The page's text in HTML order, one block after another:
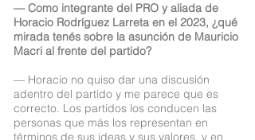
— Como integrante del PRO y aliada de
Horacio Rodríguez Larreta en el 2023, ¿qué
mirada tenés sobre la asunción de Mauricio
Macri al frente del partido?
— Horacio no quiso dar una discusión
adentro del partido y me parece que es
correcto. Los partidos los conducen las
personas que más los representan en
términos de sus ideas y sus valores, y en